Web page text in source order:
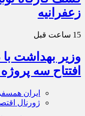
زعفرانیه
15 ساعت قبل
وزیر بهداشت
افتتاح سه
ایران همسفر
ژورنال